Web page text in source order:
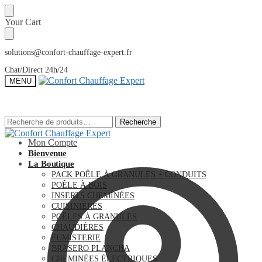
Sauter
à
la
navigation
Skip
to
content
Your Cart
solutions@confort-chauffage-expert.fr
Chat/Direct 24h/24
MENU
Recherche
pour :
Recherche
Mon Compte
Recherche
pour :
Recherche
Bienvenue
La Boutique
PACK POÊLE À GRANULÉS + CONDUITS
POÊLE À BOIS
INSERTS CHEMINÉES
CUISINIÈRES
POÊLES À GRANULÉS
CHAUDIÈRES
FUMISTERIE
BRASERO PLANCHA
CHEMINÉES ÉLECTRIQUES